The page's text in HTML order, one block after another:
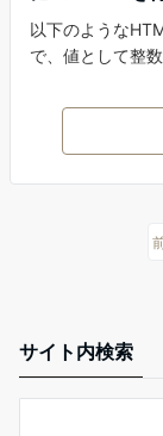
以下のような
で、値として整
サイト内検索